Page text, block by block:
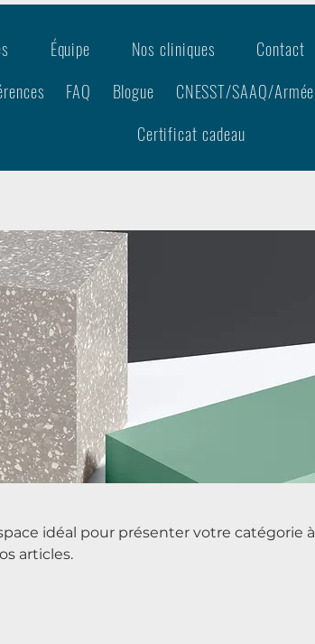
Équipe Nos cliniques
Contact
FAQ Blogue
CNESST/SAAQ/Armée
Certificat cadeau
idéal pour présenter votre catégorie à
articles.